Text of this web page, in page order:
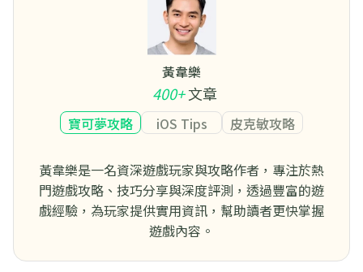
黃韋樂
400+文章
寶可夢攻略 iOS Tips 皮克敏攻略
黃韋樂是一名資深遊戲玩家與攻略作者，專注於熱
門遊戲攻略、技巧分享與深度評測，透過豐富的遊
戲經驗，為玩家提供實用資訊，幫助讀者更快掌握
遊戲內容。